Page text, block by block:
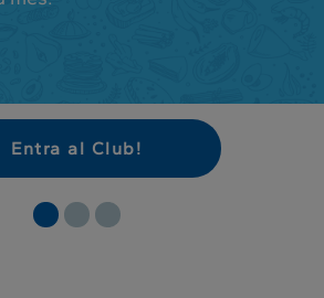
Entra al Club!